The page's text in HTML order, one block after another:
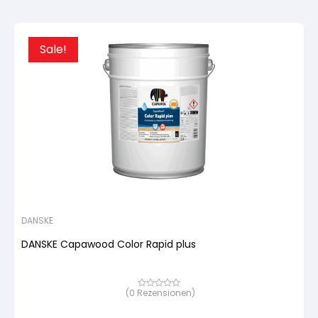
Sale!
DANSKE
DANSKE Capawood Color Rapid plus
Bewertet
(0 Rezensionen)